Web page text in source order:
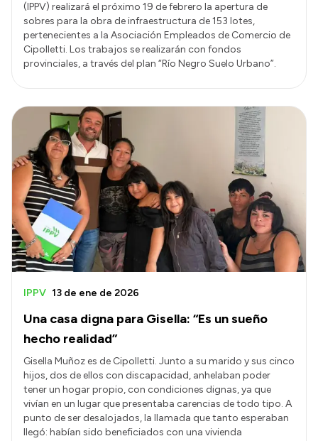
(IPPV) realizará el próximo 19 de febrero la apertura de
sobres para la obra de infraestructura de 153 lotes,
pertenecientes a la Asociación Empleados de Comercio de
Cipolletti. Los trabajos se realizarán con fondos
provinciales, a través del plan “Río Negro Suelo Urbano”.
Una casa digna para Gisella: “Es un sueño
hecho realidad”
IPPV 13 de ene de 2026
Gisella Muñoz es de Cipolletti. Junto a su marido y sus cinco
hijos, dos de ellos con discapacidad, anhelaban poder
tener un hogar propio, con condiciones dignas, ya que
vivían en un lugar que presentaba carencias de todo tipo. A
punto de ser desalojados, la llamada que tanto esperaban
llegó: habían sido beneficiados con una vivienda